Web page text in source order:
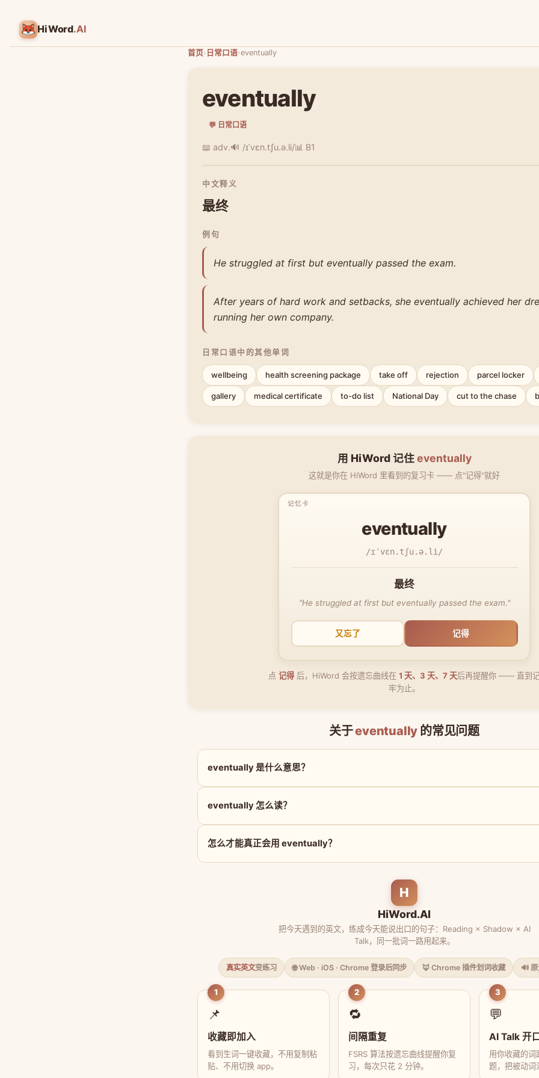
HiWord.AI
首页› 日常口语›eventually
eventually
💬 日常口语
📖 adv.🔊 /ɪˈvɛn.tʃu.ə.li/📊 B1
中文释义
最终
例句
He struggled at first but eventually passed the exam.
After years of hard work and setbacks, she eventually achieved her
running her own company.
日常口语中的其他单词
wellbeing health screening package take off rejection parcel locker
gallery medical certificate to-do list National Day cut to the chase
用 HiWord 记住eventually
这就是你在 HiWord 里看到的复习卡 —— 点"记得"就好
eventually
/ɪˈvɛn.tʃu.ə.li/
最终
"He struggled at first but eventually passed the exam."
又忘了 记得
点 记得 后，HiWord 会按遗忘曲线在 1 天、3 天、7 天后再提醒你 —— 直到
牢为止。
关于eventually 的常见问题
eventually 是什么意思？
eventually 怎么读？
怎么才能真正会用 eventually？
H
HiWord.AI
把今天遇到的英文，练成今天能说出口的句子：Reading × Shadow × AI
Talk，同一批词一路用起来。
真实英文变练习 🌐 Web · iOS · Chrome 登录后同步 🦊 Chrome 插件划词收藏 🔊
1
📌
收藏即加入
看到生词一键收藏，不用复制粘
贴、不用切换 app。
2
🔁
间隔重复
FSRS 算法按遗忘曲线提醒你复
习，每次只花 2 分钟。
3
💬
AI Talk 开
用你收藏的词
题，把被动词